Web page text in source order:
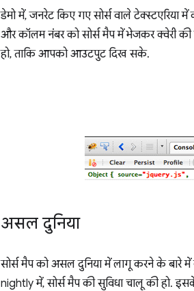
डेमो में, जनरेट किए गए सोर्स वाले
और कॉलम नंबर को सोर्स मैप में भेजकर क्वेरी
हो, ताकि आपको आउटपुट दिख सके.
असल दुनिया
सोर्स मैप को असल दुनिया में लागू करने के
nightly में, सोर्स मैप की सुविधा चालू की हो.